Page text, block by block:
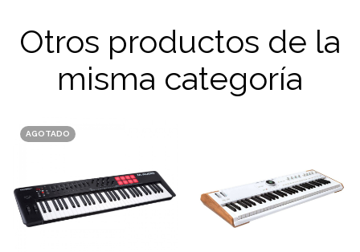
Otros productos de la
misma categoría
AGOTADO